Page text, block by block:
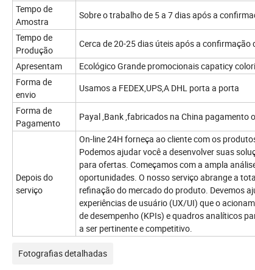
Tempo de
Amostra
Sobre o trabalho de 5 a 7 dias após a
Tempo de
Produção
Cerca de 20-25 dias úteis após a confirmação
Apresentam
Ecológico Grande promocionais capaticy
Forma de
envio
Usamos a FEDEX,UPS,A DHL porta a porta
Forma de
Pagamento
Payal ,Bank ,fabricados na China pagamento
Depois do
serviço
On-line 24H forneça ao cliente com os
Podemos ajudar você a desenvolver suas
para ofertas. Começamos com a ampla
oportunidades. O nosso serviço abrange a
refinação do mercado do produto. Devemos
experiências de usuário (UX/UI) que o
de desempenho (KPIs) e quadros analíticos
a ser pertinente e competitivo.
Fotografias detalhadas